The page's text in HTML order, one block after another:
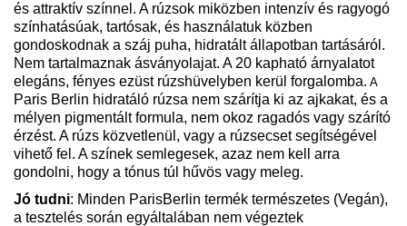
és attraktív színnel. A rúzsok miközben intenzív és ragyogó
színhatásúak, tartósak, és használatuk közben
gondoskodnak a száj puha, hidratált állapotban tartásáról.
Nem tartalmaznak ásványolajat. A 20 kapható árnyalatot
elegáns, fényes ezüst rúzshüvelyben kerül forgalomba. A
Paris Berlin hidratáló rúzsa nem szárítja ki az ajkakat, és a
mélyen pigmentált formula, nem okoz ragadós vagy szárító
érzést. A rúzs közvetlenül, vagy a rúzsecset segítségével
vihető fel. A színek semlegesek, azaz nem kell arra
gondolni, hogy a tónus túl hűvös vagy meleg.
Jó tudni: Minden ParisBerlin termék természetes (Vegán),
a tesztelés során egyáltalában nem végeztek